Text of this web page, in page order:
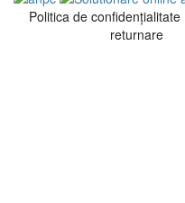
Politica de confidenţialitate
returnare